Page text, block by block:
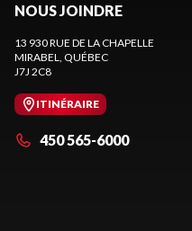
NOUS JOINDRE
13 930 RUE DE LA CHAPELLE
MIRABEL
, QUÉBEC
J7J 2C8
ITINÉRAIRE
450 565-6000